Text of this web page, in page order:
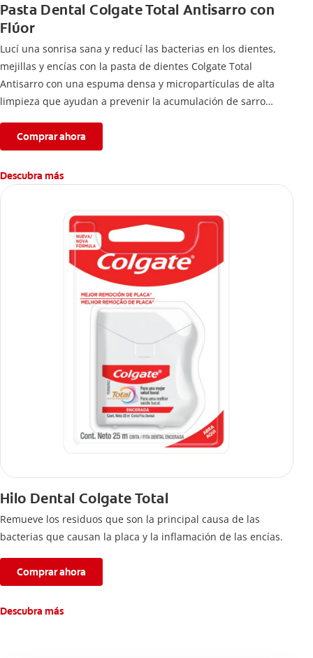
Pasta Dental Colgate Total Antisarro con
Flúor
Lucí una sonrisa sana y reducí las bacterias en los dientes,
mejillas y encías con la pasta de dientes Colgate Total
Antisarro con una espuma densa y micropartículas de alta
limpieza que ayudan a prevenir la acumulación de sarro
Comprar ahora
Descubra más
Hilo Dental Colgate Total
Remueve los residuos que son la principal causa de las
bacterias que causan la placa y la inflamación de las encías.
Comprar ahora
Descubra más